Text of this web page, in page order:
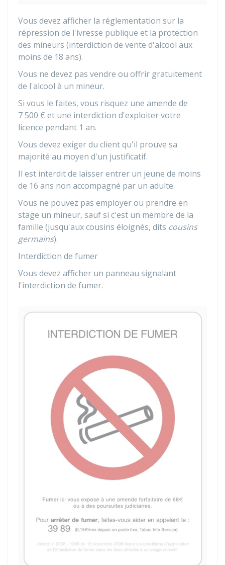
Vous devez afficher la réglementation sur la
répression de l'ivresse publique et la protection
des mineurs (interdiction de vente d'alcool aux
moins de 18 ans).
Vous ne devez pas vendre ou offrir gratuitement
de l'alcool à un mineur.
Si vous le faites, vous risquez une amende de
7 500 € et une interdiction d'exploiter votre
licence pendant 1 an.
Vous devez exiger du client qu'il prouve sa
majorité au moyen d'un justificatif.
Il est interdit de laisser entrer un jeune de moins
de 16 ans non accompagné par un adulte.
Vous ne pouvez pas employer ou prendre en
stage un mineur, sauf si c'est un membre de la
famille (jusqu'aux cousins éloignés, dits cousins
germains).
Interdiction de fumer
Vous devez afficher un panneau signalant
l'interdiction de fumer.